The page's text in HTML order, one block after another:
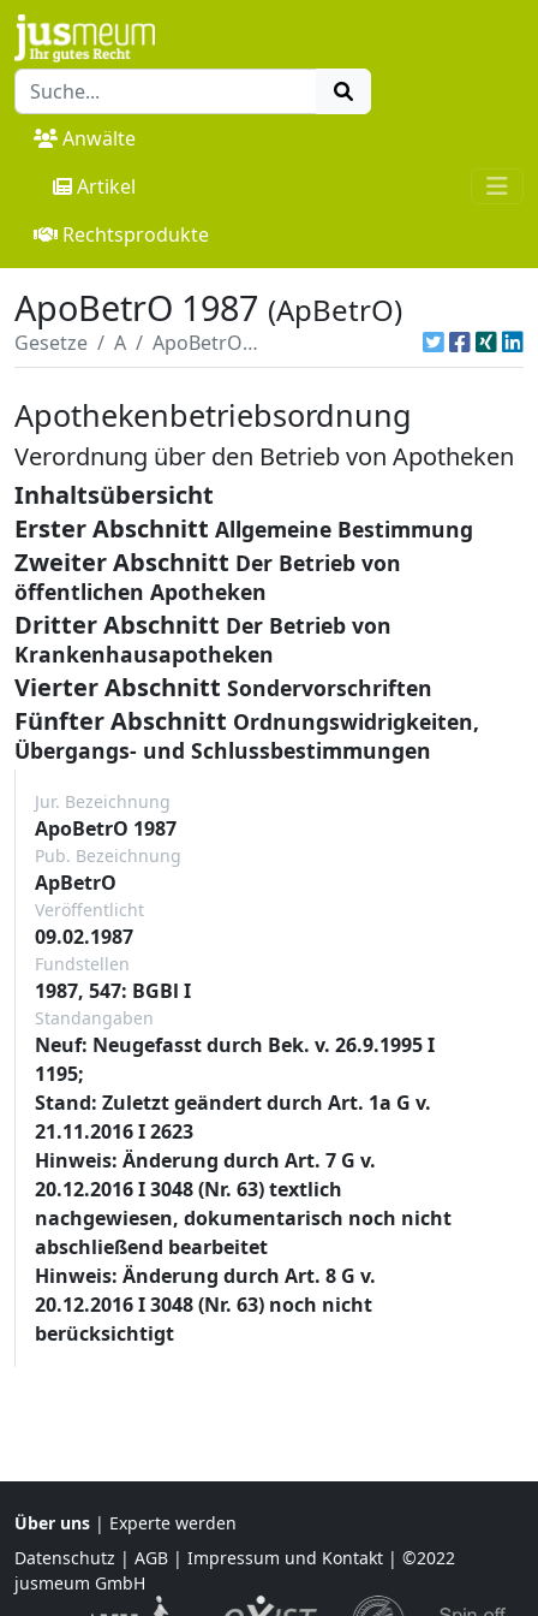
Anwälte
Artikel
Rechtsprodukte
ApoBetrO 1987 (ApBetrO)
Gesetze A ApoBetrO 1987
Apothekenbetriebsordnung
Verordnung über den Betrieb von Apotheken
Inhaltsübersicht
Erster Abschnitt Allgemeine Bestimmung
Zweiter Abschnitt Der Betrieb von
öffentlichen Apotheken
Dritter Abschnitt Der Betrieb von
Krankenhausapotheken
Vierter Abschnitt Sondervorschriften
Fünfter Abschnitt Ordnungswidrigkeiten,
Übergangs- und Schlussbestimmungen
Jur. Bezeichnung
ApoBetrO 1987
Pub. Bezeichnung
ApBetrO
Veröffentlicht
09.02.1987
Fundstellen
1987, 547: BGBl I
Standangaben
Neuf: Neugefasst durch Bek. v. 26.9.1995 I
1195;
Stand: Zuletzt geändert durch Art. 1a G v.
21.11.2016 I 2623
Hinweis: Änderung durch Art. 7 G v.
20.12.2016 I 3048 (Nr. 63) textlich
nachgewiesen, dokumentarisch noch nicht
abschließend bearbeitet
Hinweis: Änderung durch Art. 8 G v.
20.12.2016 I 3048 (Nr. 63) noch nicht
berücksichtigt
Über uns | Experte werden
Datenschutz | AGB | Impressum und Kontakt | ©2022
jusmeum GmbH